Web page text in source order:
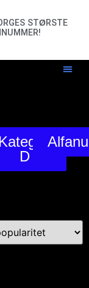
STØRSTE
Kategori
D